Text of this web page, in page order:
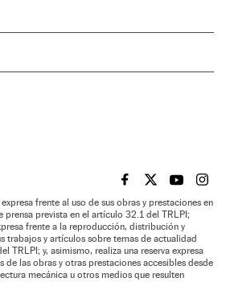
EL PAÍS BRASIL EN
EL PAÍSEL PAÍS
EL
frente al uso de sus obras y prestaciones en
prensa prevista en el artículo 32.1 del TRLPI;
frente a la reproducción, distribución y
trabajos y artículos sobre temas de actualidad
TRLPI; y, asimismo, realiza una reserva expresa
de las obras y otras prestaciones accesibles desde
mecánica u otros medios que resulten